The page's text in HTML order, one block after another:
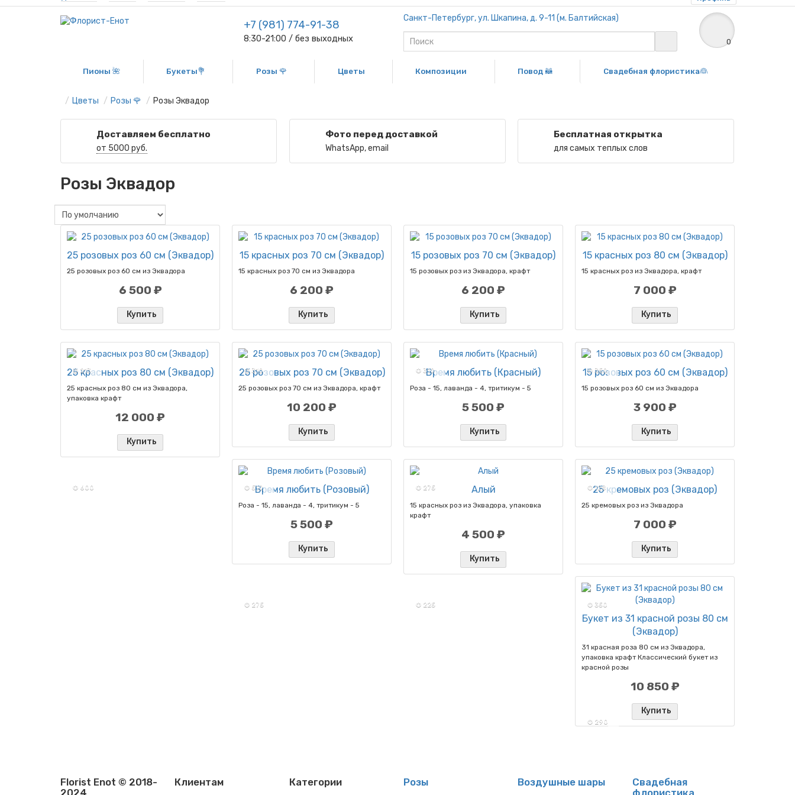
+7 (981) 774-91-38
8:30-21:00 / без выходных 0
Санкт-Петербург, ул. Шкапина, д. 9-11 (м. Балтийская)
Пионы 🌺 Букеты💐 Розы 🌹 Цветы Композиции Повод 🦝 Свадебная флористика👰
Цветы Розы 🌹 Розы Эквадор
Доставляем бесплатно
от 5000 руб.
Фото перед доставкой
WhatsApp, email
Бесплатная открытка
для самых теплых слов
Розы Эквадор
✪ 213
25 розовых роз 60 см (Эквадор)
25 розовых роз 60 см из Эквадора
6 500 ₽
Купить
✪ 310
15 красных роз 70 см (Эквадор)
15 красных роз 70 см из Эквадора
6 200 ₽
Купить
✪ 310
15 розовых роз 70 см (Эквадор)
15 розовых роз из Эквадора, крафт
6 200 ₽
Купить
✪ 350
15 красных роз 80 см (Эквадор)
15 красных роз из Эквадора, крафт
7 000 ₽
Купить
✪ 600
25 красных роз 80 см (Эквадор)
25 красных роз 80 см из Эквадора,
упаковка крафт
12 000 ₽
Купить
✪ 510
25 розовых роз 70 см (Эквадор)
25 розовых роз 70 см из Эквадора, крафт
10 200 ₽
Купить
✪ 275
Время любить (Красный)
Роза - 15, лаванда - 4, тритикум - 5
5 500 ₽
Купить
✪ 128
15 розовых роз 60 см (Эквадор)
15 розовых роз 60 см из Эквадора
3 900 ₽
Купить
✪ 275
Время любить (Розовый)
Роза - 15, лаванда - 4, тритикум - 5
5 500 ₽
Купить
✪ 225
Алый
15 красных роз из Эквадора, упаковка
крафт
4 500 ₽
Купить
✪ 350
25 кремовых роз (Эквадор)
25 кремовых роз из Эквадора
7 000 ₽
Купить
✪ 290
Букет из 31 красной розы 80 см
(Эквадор)
31 красная роза 80 см из Эквадора,
упаковка крафт Классический букет из
красной розы
10 850 ₽
Купить
Florist Enot © 2018-
2024
Клиентам Категории Розы Воздушные шары
Свадебная
флористика